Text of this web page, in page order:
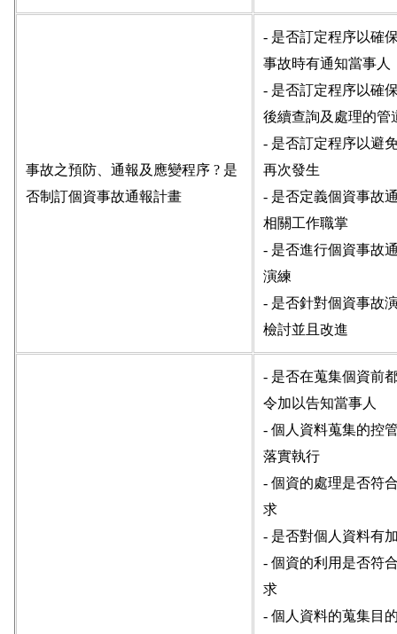
事故之預防、通報及應變程序 ? 是
否制訂個資事故通報計畫
- 是否訂定程序以確
事故時有通知當事人
- 是否訂定程序以確
後續查詢及處理的管
- 是否訂定程序以避
再次發生
- 是否定義個資事故
相關工作職掌
- 是否進行個資事故
演練
- 是否針對個資事故
檢討並且改進
- 是否在蒐集個資前
令加以告知當事人
- 個人資料蒐集的控
落實執行
- 個資的處理是否符
求
- 是否對個人資料有
- 個資的利用是否符
求
- 個人資料的蒐集目